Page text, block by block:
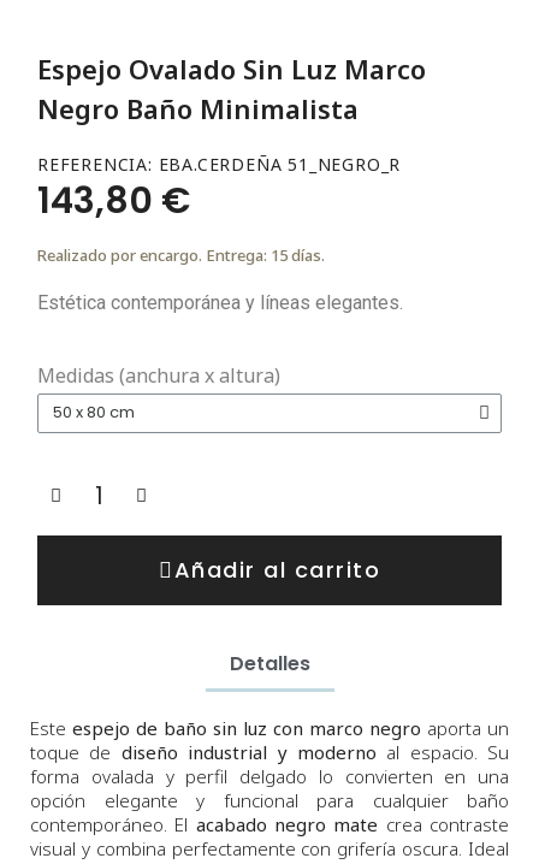
Espejo Ovalado Sin Luz Marco
Negro Baño Minimalista
REFERENCIA EBA.CERDEÑA 51_NEGRO_R
143,80 €
Realizado por encargo. Entrega: 15 días.
Estética contemporánea y líneas elegantes.
Medidas (anchura x altura)
Añadir al carrito
Detalles
Este espejo de baño sin luz con marco negro aporta un
toque de diseño industrial y moderno al espacio. Su
forma ovalada y perfil delgado lo convierten en una
opción elegante y funcional para cualquier baño
contemporáneo. El acabado negro mate crea contraste
visual y combina perfectamente con grifería oscura. Ideal